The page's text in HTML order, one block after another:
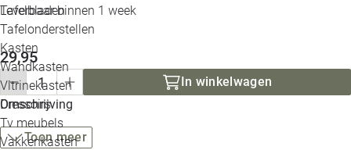
Tafelbladen
Tafelonderstellen
Kasten
Wandkasten
Vitrinekasten
Dressoirs
Tv meubels
Vakkenkasten
Leverbaar binnen 1 week
29,95
In winkelwagen
Omschrijving
Toon meer